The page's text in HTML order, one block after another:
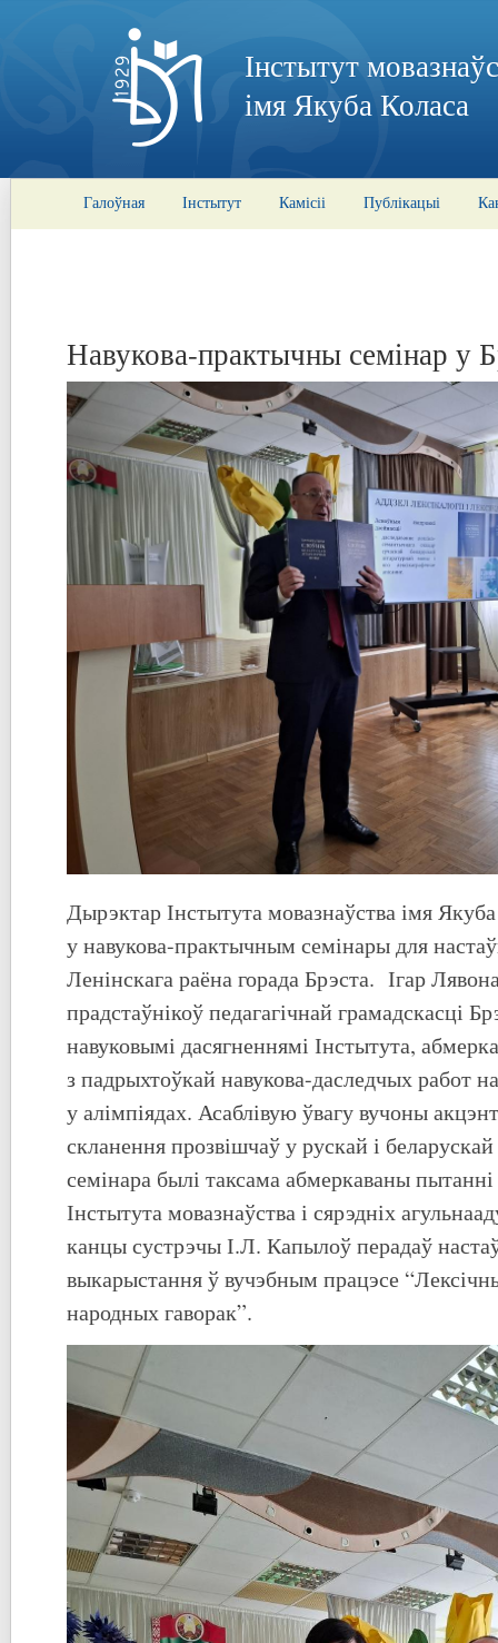
Інстытут
імя Якуба Коласа
Галоўная Інстытут Камісіі Публікацыі
Навукова-практычны семінар у
Дырэктар Інстытута мовазнаўства імя
у навукова-практычным семінары для
Ленінскага раёна горада Брэста. Ігар
прадстаўнікоў педагагічнай грамадскасці
навуковымі дасягненнямі Інстытута,
з падрыхтоўкай навукова-даследчых работ
у алімпіядах. Асаблівую ўвагу вучоны
скланення прозвішчаў у рускай і
семінара былі таксама абмеркаваны
Інстытута мовазнаўства і сярэдніх
канцы сустрэчы І.Л. Капылоў перадаў
выкарыстання ў вучэбным працэсе
народных гаворак”.